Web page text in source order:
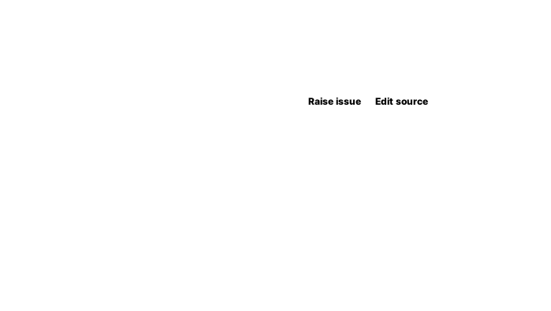
Edit source
Raise issue